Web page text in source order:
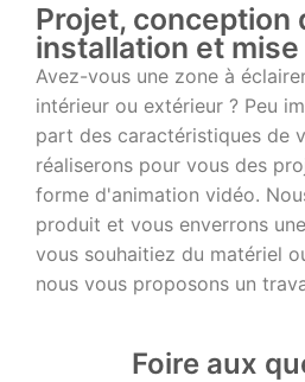
Projet, conception
installation et
Avez-vous une zone à
intérieur ou extérieur ? Peu
part des caractéristiques de
réaliserons pour vous des
forme d'animation vidéo.
produit et vous enverrons
vous souhaitiez du matériel
nous vous proposons un
Foire aux